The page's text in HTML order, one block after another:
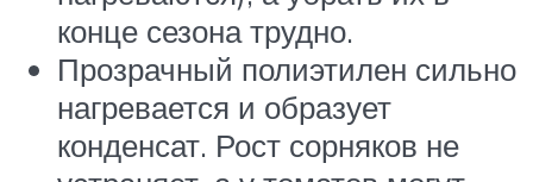
конце сезона трудно.
Прозрачный полиэтилен сильно
нагревается и образует
конденсат. Рост сорняков не